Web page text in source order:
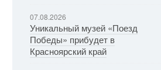
07.08.2026
Уникальный музей «Поезд
Победы» прибудет в
Красноярский край